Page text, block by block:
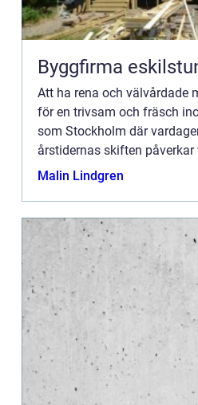
Byggfirma
Att ha rena och välvårdade
för en trivsam och fräsch
som Stockholm där
årstidernas skiften påverkar
mattv&a...
Malin Lindgren